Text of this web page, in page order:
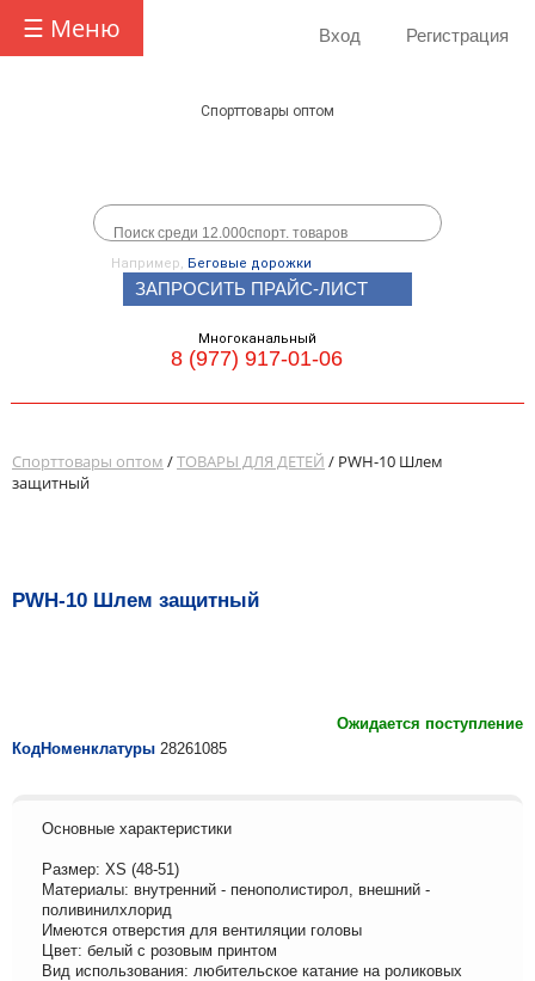
☰ Меню Вход Регистрация
Спорттовары оптом
Например, Беговые дорожки
ЗАПРОСИТЬ ПРАЙС-ЛИСТ
Многоканальный
8 (977) 917-01-06
Спорттовары оптом /ТОВАРЫ ДЛЯ ДЕТЕЙ / PWH-10 Шлем
защитный
PWH-10 Шлем защитный
Ожидается поступление
КодНоменклатуры 28261085
Основные характеристики
Размер: XS (48-51)
Материалы: внутренний - пенополистирол, внешний -
поливинилхлорид
Имеются отверстия для вентиляции головы
Цвет: белый с розовым принтом
Вид использования: любительское катание на роликовых